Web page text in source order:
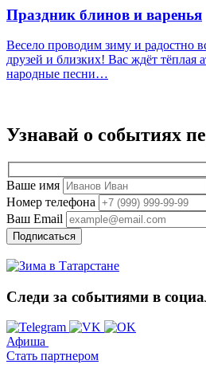
Праздник блинов и варенья
Весело проводим зиму и радостно
друзей и близких! Вас ждёт тёплая
народные песни…
Узнавай о событиях
Ваше имя
Номер телефона
Ваш Email
Подписаться
Следи за событиями в
Афиша
Стать партнером